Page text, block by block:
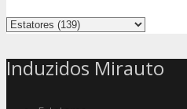
Induzidos Mirauto